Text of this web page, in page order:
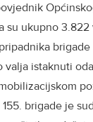
su ukupno 3.822
valja istaknuti
brigade je